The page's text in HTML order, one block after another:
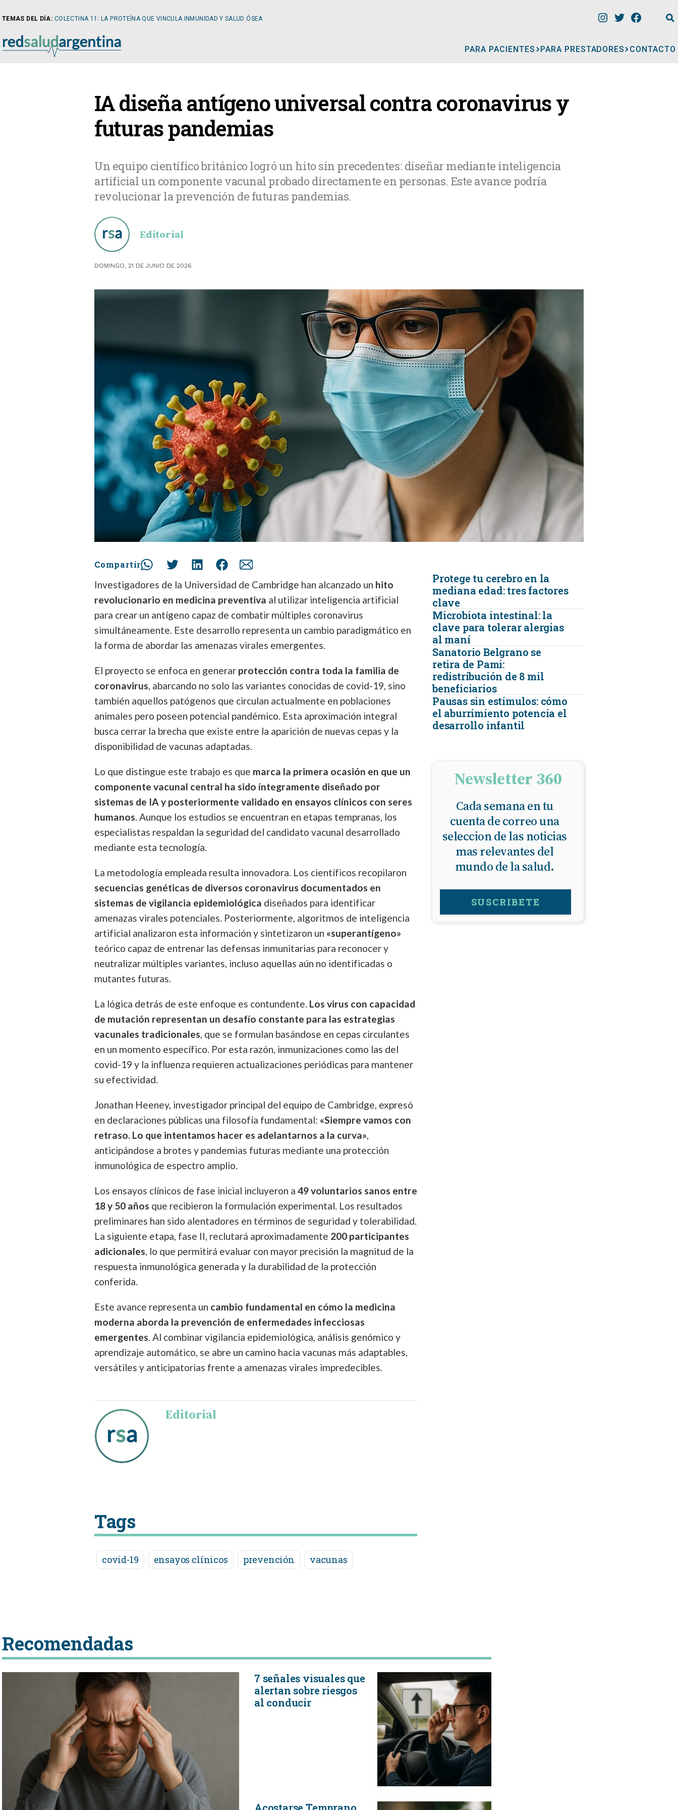
TEMAS DEL DÍA: COLECTINA 11: LA PROTEÍNA QUE VINCULA INMUNIDAD Y SALUD ÓSEA
PARA PACIENTES
CARDIOLOGÍA
DIABETOLOGÍA GASTROENTEROLOGÍA
CLÍNICAS
MÉDICOS
LABORATORIOS
ÓPTICAS
TRAUMATOLOGIA
SERVICIOS DE AMBULANCIAS
PARA PRESTADORES CONTACTO
IA diseña antígeno universal contra coronavirus y
futuras pandemias
Un equipo científico británico logró un hito sin precedentes: diseñar mediante inteligencia
artificial un componente vacunal probado directamente en personas. Este avance podría
revolucionar la prevención de futuras pandemias.
Editorial
DOMINGO, 21 DE JUNIO DE 2026
Compartir
Investigadores de la Universidad de Cambridge han alcanzado un hito
revolucionario en medicina preventiva al utilizar inteligencia artificial
para crear un antígeno capaz de combatir múltiples coronavirus
simultáneamente. Este desarrollo representa un cambio paradigmático en
la forma de abordar las amenazas virales emergentes.
El proyecto se enfoca en generar protección contra toda la familia de
coronavirus, abarcando no solo las variantes conocidas de covid-19, sino
también aquellos patógenos que circulan actualmente en poblaciones
animales pero poseen potencial pandémico. Esta aproximación integral
busca cerrar la brecha que existe entre la aparición de nuevas cepas y la
disponibilidad de vacunas adaptadas.
Lo que distingue este trabajo es que marca la primera ocasión en que un
componente vacunal central ha sido íntegramente diseñado por
sistemas de IA y posteriormente validado en ensayos clínicos con seres
humanos. Aunque los estudios se encuentran en etapas tempranas, los
especialistas respaldan la seguridad del candidato vacunal desarrollado
mediante esta tecnología.
La metodología empleada resulta innovadora. Los científicos recopilaron
secuencias genéticas de diversos coronavirus documentados en
sistemas de vigilancia epidemiológica diseñados para identificar
amenazas virales potenciales. Posteriormente, algoritmos de inteligencia
artificial analizaron esta información y sintetizaron un «superantígeno»
teórico capaz de entrenar las defensas inmunitarias para reconocer y
neutralizar múltiples variantes, incluso aquellas aún no identificadas o
mutantes futuras.
La lógica detrás de este enfoque es contundente. Los virus con capacidad
de mutación representan un desafío constante para las estrategias
vacunales tradicionales, que se formulan basándose en cepas circulantes
en un momento específico. Por esta razón, inmunizaciones como las del
covid-19 y la influenza requieren actualizaciones periódicas para mantener
su efectividad.
Jonathan Heeney, investigador principal del equipo de Cambridge, expresó
en declaraciones públicas una filosofía fundamental: «Siempre vamos con
retraso. Lo que intentamos hacer es adelantarnos a la curva»,
anticipándose a brotes y pandemias futuras mediante una protección
inmunológica de espectro amplio.
Los ensayos clínicos de fase inicial incluyeron a 49 voluntarios sanos entre
18 y 50 años que recibieron la formulación experimental. Los resultados
preliminares han sido alentadores en términos de seguridad y tolerabilidad.
La siguiente etapa, fase II, reclutará aproximadamente 200 participantes
adicionales, lo que permitirá evaluar con mayor precisión la magnitud de la
respuesta inmunológica generada y la durabilidad de la protección
conferida.
Este avance representa un cambio fundamental en cómo la medicina
moderna aborda la prevención de enfermedades infecciosas
emergentes. Al combinar vigilancia epidemiológica, análisis genómico y
aprendizaje automático, se abre un camino hacia vacunas más adaptables,
versátiles y anticipatorias frente a amenazas virales impredecibles.
Editorial
Tags
covid-19 ensayos clínicos prevención vacunas
Protege tu cerebro en la
mediana edad: tres factores
clave
Microbiota intestinal: la
clave para tolerar alergias
al maní
Sanatorio Belgrano se
retira de Pami:
redistribución de 8 mil
beneficiarios
Pausas sin estímulos: cómo
el aburrimiento potencia el
desarrollo infantil
Newsletter 360
Cada semana en tu
cuenta de correo una
seleccion de las noticias
mas relevantes del
mundo de la salud.
SUSCRIBETE
Recomendadas
7 señales visuales que
alertan sobre riesgos
al conducir